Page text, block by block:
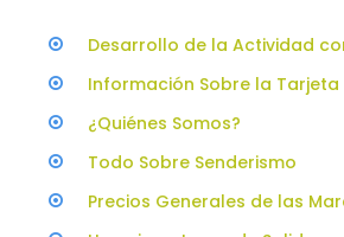
Desarrollo de la Actividad
Información Sobre la Tarjeta
¿Quiénes Somos?
Todo Sobre Senderismo
Precios Generales de las